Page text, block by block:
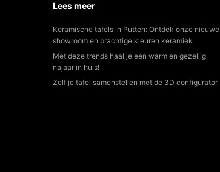
Lees meer
Keramische tafels in Putten: Ontdek onze nieuwe
showroom en prachtige kleuren keramiek
Met deze trends haal je een warm en gezellig
najaar in huis!
Zelf je tafel samenstellen met de 3D configurator